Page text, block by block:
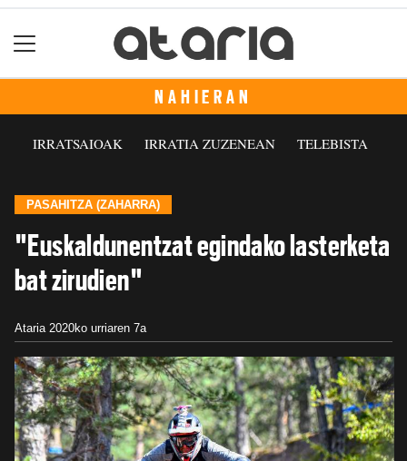
NAHIERAN
IRRATSAIOAK IRRATIA ZUZENEAN TELEBISTA
PASAHITZA (ZAHARRA)
"Euskaldunentzat egindako lasterketa
bat zirudien"
Ataria 2020ko urriaren 7a